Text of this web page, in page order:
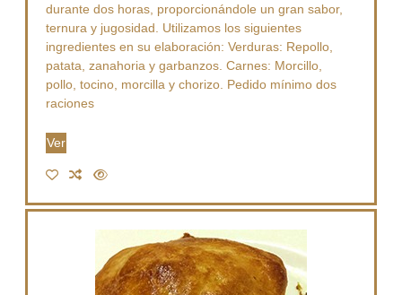
durante dos horas, proporcionándole un gran sabor,
ternura y jugosidad. Utilizamos los siguientes
ingredientes en su elaboración: Verduras: Repollo,
patata, zanahoria y garbanzos. Carnes: Morcillo,
pollo, tocino, morcilla y chorizo. Pedido mínimo dos
raciones
Ver